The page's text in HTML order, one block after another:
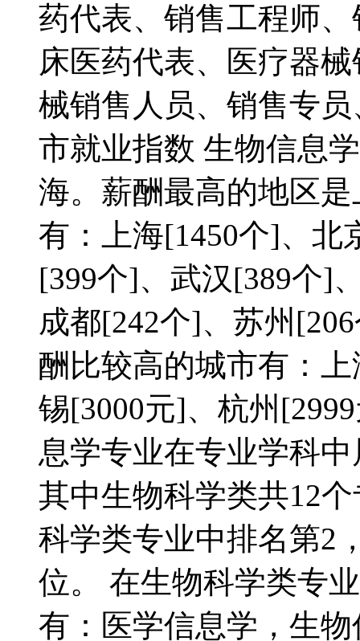
药代表、销售工程师
床医药代表、医疗器
械销售人员、销售专
市就业指数 生物信息
海。薪酬最高的地区
有：上海[1450个]、北
[399个]、武汉[389个]
成都[242个]、苏州
酬比较高的城市有：
锡[3000元]、杭州
息学专业在专业学科
其中生物科学类共12
科学类专业中排名第2
位。 在生物科学类专
有：医学信息学，生